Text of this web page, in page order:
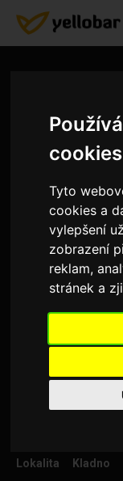
cookies
Tyto
cookies a
vylepšení
zobrazení
reklam,
stránek a
AVVI
Jsem mladý
vážný vztah,
Lokalita
Kladno